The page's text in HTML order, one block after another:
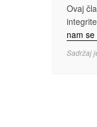
Ovaj
nam
Sadržaj